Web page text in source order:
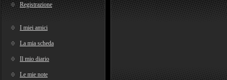
Registrazione
I miei amici
La mia scheda
Il mio diario
Le mie note